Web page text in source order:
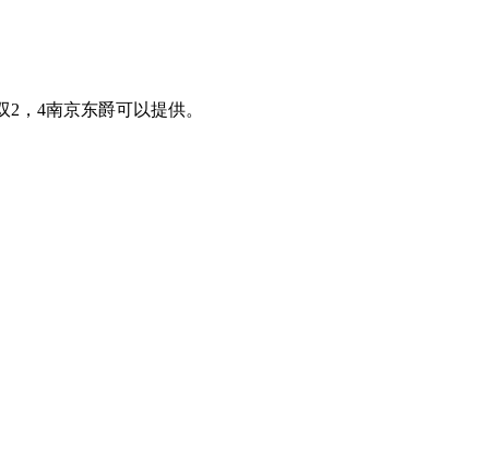
，4南京东爵可以提供。